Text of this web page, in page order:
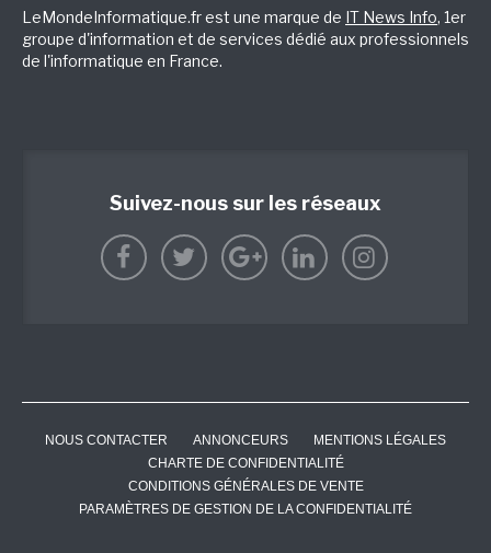
LeMondeInformatique.fr est une marque de IT News Info, 1er
groupe d'information et de services dédié aux professionnels
de l'informatique en France.
Suivez-nous sur les réseaux
NOUS CONTACTER ANNONCEURS
MENTIONS LÉGALES
CHARTE DE CONFIDENTIALITÉ
CONDITIONS GÉNÉRALES DE VENTE
PARAMÈTRES DE GESTION DE LA CONFIDENTIALITÉ